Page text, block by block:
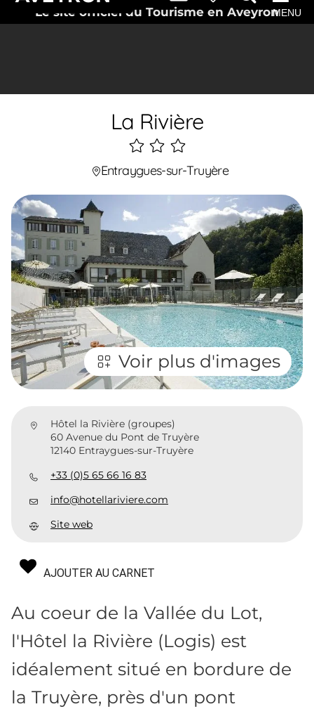
Le site officiel du Tourisme en AveyronMENU
La Rivière
3
étoiles
Entraygues-sur-Truyère
Voir plus d'images
Hôtel la Rivière (groupes)
60 Avenue du Pont de Truyère
12140 Entraygues-sur-Truyère
+33 (0)5 65 66 16 83
info@hotellariviere.com
Site web
AJOUTER AU CARNET
Au coeur de la Vallée du Lot,
l'Hôtel la Rivière (Logis) est
idéalement situé en bordure de
la Truyère, près d'un pont